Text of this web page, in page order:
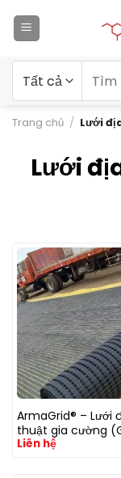
qua
kiếm:
Trang chủ / Lưới
Lưới
ArmaGrid® – Lưới
thuật gia cường
PP/PET/HDPE/
Liên hệ